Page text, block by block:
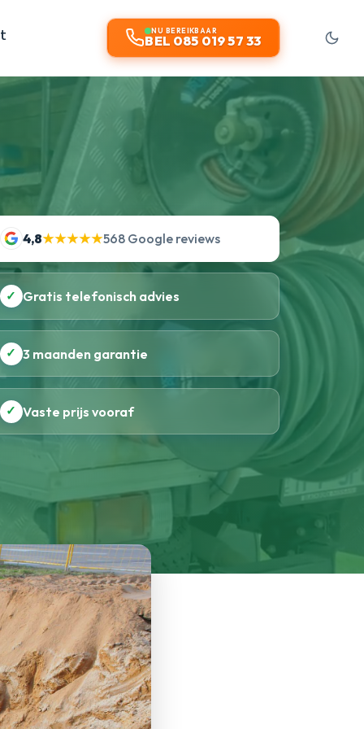
NU BEREIKBAAR
BEL 085 019 57 33
4,8★★★★★568 Google reviews
✓ Gratis telefonisch advies
✓ 3 maanden garantie
✓ Vaste prijs vooraf